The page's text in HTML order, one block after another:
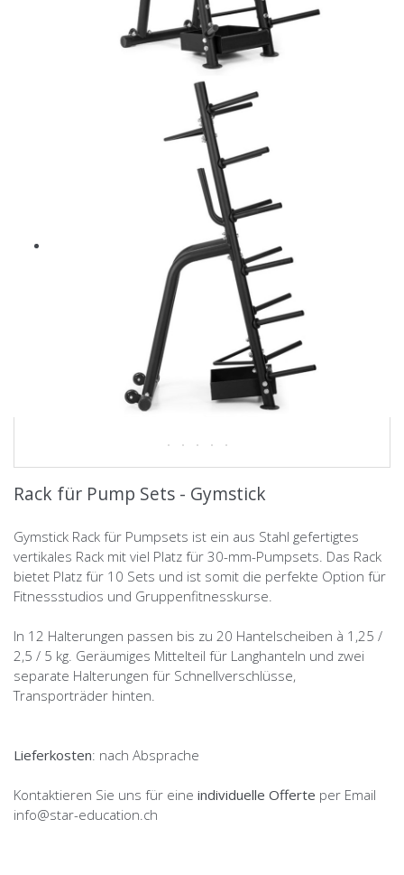
Rack für Pump Sets - Gymstick
Gymstick Rack für Pumpsets ist ein aus Stahl gefertigtes
vertikales Rack mit viel Platz für 30-mm-Pumpsets. Das Rack
bietet Platz für 10 Sets und ist somit die perfekte Option für
Fitnessstudios und Gruppenfitnesskurse.
In 12 Halterungen passen bis zu 20 Hantelscheiben à 1,25 /
2,5 / 5 kg. Geräumiges Mittelteil für Langhanteln und zwei
separate Halterungen für Schnellverschlüsse,
Transporträder hinten.
Lieferkosten: nach Absprache
Kontaktieren Sie uns für eine individuelle Offerte per Email
info@star-education.ch